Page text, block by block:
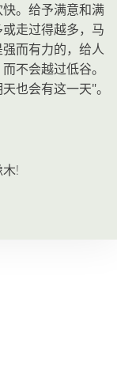
。给予满意和满
走过得越多，马
而有力的，给人
不会越过低谷。
也会有这一天"。
木!